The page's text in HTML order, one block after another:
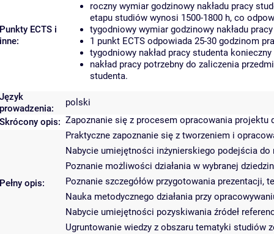
Punkty ECTS i
inne:
roczny wymiar godzinowy nakładu pracy
etapu studiów wynosi 1500-1800 h, co
tygodniowy wymiar godzinowy nakładu
1 punkt ECTS odpowiada 25-30 godzinom
tygodniowy nakład pracy studenta
nakład pracy potrzebny do zaliczenia
studenta.
Język
prowadzenia:
polski
Skrócony opis: Zapoznanie się z procesem opracowania
Pełny opis:
Praktyczne zapoznanie się z tworzeniem i
Nabycie umiejętności inżynierskiego podejścia do
Poznanie możliwości działania w wybranej
Poznanie szczegółów przygotowania
Nauka metodycznego działania przy
Nabycie umiejętności pozyskiwania źródeł
Ugruntowanie wiedzy z obszaru tematyki studiów